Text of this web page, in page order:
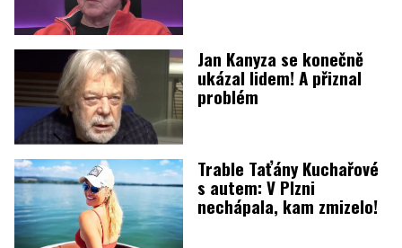
Jan Kanyza se konečně
ukázal lidem! A přiznal
problém
Trable Taťány Kuchařové
s autem: V Plzni
nechápala, kam zmizelo!